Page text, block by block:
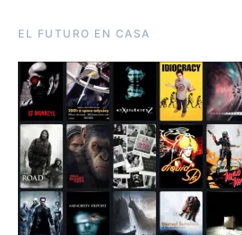
EL FUTURO EN CASA